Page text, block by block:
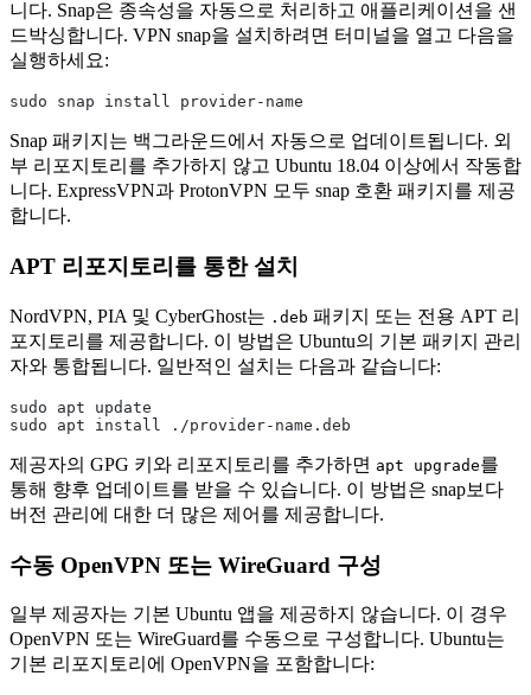
니다. Snap은 종속성을 자동으로 처리하고 애플리케이션을 샌
드박싱합니다. VPN snap을 설치하려면 터미널을 열고 다음을
실행하세요:
sudo snap install provider-name
Snap 패키지는 백그라운드에서 자동으로 업데이트됩니다. 외
부 리포지토리를 추가하지 않고 Ubuntu 18.04 이상에서 작동합
니다. ExpressVPN과 ProtonVPN 모두 snap 호환 패키지를 제공
합니다.
APT 리포지토리를 통한 설치
NordVPN, PIA 및 CyberGhost는 .deb 패키지 또는 전용 APT 리
포지토리를 제공합니다. 이 방법은 Ubuntu의 기본 패키지 관리
자와 통합됩니다. 일반적인 설치는 다음과 같습니다:
sudo apt update
sudo apt install ./provider-name.deb
제공자의 GPG 키와 리포지토리를 추가하면 apt upgrade를
통해 향후 업데이트를 받을 수 있습니다. 이 방법은 snap보다
버전 관리에 대한 더 많은 제어를 제공합니다.
수동 OpenVPN 또는 WireGuard 구성
일부 제공자는 기본 Ubuntu 앱을 제공하지 않습니다. 이 경우
OpenVPN 또는 WireGuard를 수동으로 구성합니다. Ubuntu는
기본 리포지토리에 OpenVPN을 포함합니다: